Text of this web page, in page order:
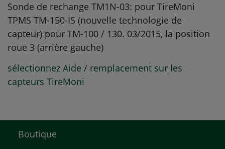
Sonde de rechange TM1N-03: pour TireMoni
TPMS TM-150-IS (nouvelle technologie de
capteur) pour TM-100 / 130. 03/2015, la position
roue 3 (arrière gauche)
sélectionnez Aide / remplacement sur les
capteurs TireMoni
Boutique